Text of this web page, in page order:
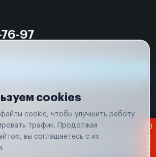
97
Условия использования
на сайте, носит исключительно
статьи 437 (п. 2) Гражданского кодекса
cookies
cookie, чтобы улучшить работу
трафик. Продолжая
вы соглашаетесь с их